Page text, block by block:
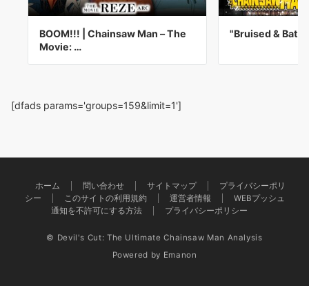
BOOM!!! | Chainsaw Man – The
Movie: …
"Bruised &
[dfads params='groups=159&limit=1']
ホーム 問い合わせ サイトマップ
プライバシーポリ
シー
このサイトの利用規約 運営者情報
WEBプッシュ
通知を不許可にする方法
プライバシーポリシー
© Devil's Cut: The Ultimate Chainsaw Man Analysis
Powered by Emanon